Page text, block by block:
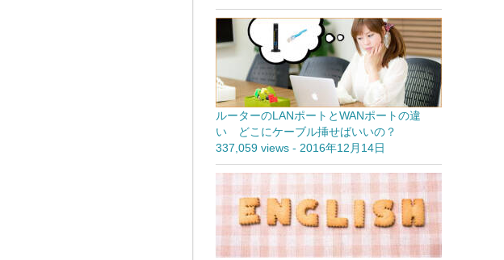
ルーターのLANポートとWANポートの違
い どこにケーブル挿せばいいの？
337,059 views - 2016年12月14日